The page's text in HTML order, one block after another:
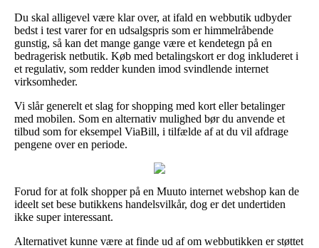
Du skal alligevel være klar over, at ifald en webbutik udbyder
bedst i test varer for en udsalgspris som er himmelråbende
gunstig, så kan det mange gange være et kendetegn på en
bedragerisk netbutik. Køb med betalingskort er dog inkluderet i
et regulativ, som redder kunden imod svindlende internet
virksomheder.
Vi slår generelt et slag for shopping med kort eller betalinger
med mobilen. Som en alternativ mulighed bør du anvende et
tilbud som for eksempel ViaBill, i tilfælde af at du vil afdrage
pengene over en periode.
Forud for at folk shopper på en Muuto internet webshop kan de
ideelt set bese butikkens handelsvilkår, dog er det undertiden
ikke super interessant.
Alternativet kunne være at finde ud af om webbutikken er støttet